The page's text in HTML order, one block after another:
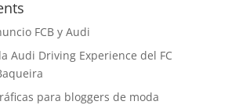
FCB y Audi
Audi Driving Experience del FC
para bloggers de moda